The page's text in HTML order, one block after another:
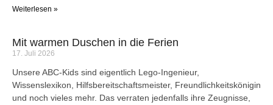
Weiterlesen »
Mit warmen Duschen in die Ferien
17. Juli 2026
Unsere ABC-Kids sind eigentlich Lego-Ingenieur,
Wissenslexikon, Hilfsbereitschaftsmeister, Freundlichkeitskönigin
und noch vieles mehr. Das verraten jedenfalls ihre Zeugnisse,